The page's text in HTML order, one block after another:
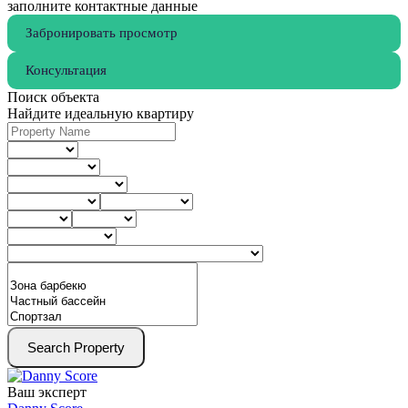
заполните контактные данные
Забронировать просмотр
Консультация
Поиск объекта
Найдите идеальную квартиру
Search Property
Ваш эксперт